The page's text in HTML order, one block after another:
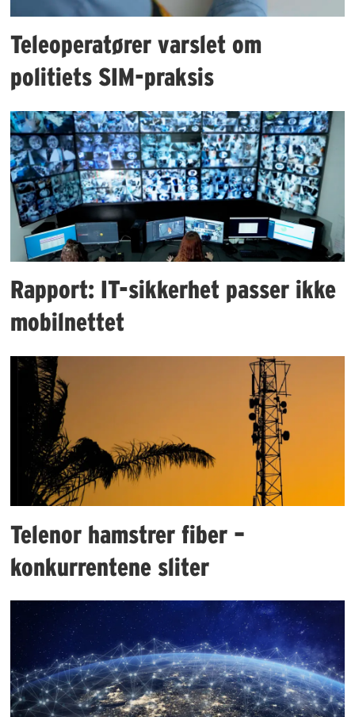
Teleoperatører varslet om
politiets SIM-praksis
Rapport: IT-sikkerhet passer ikke
mobilnettet
Telenor hamstrer fiber –
konkurrentene sliter